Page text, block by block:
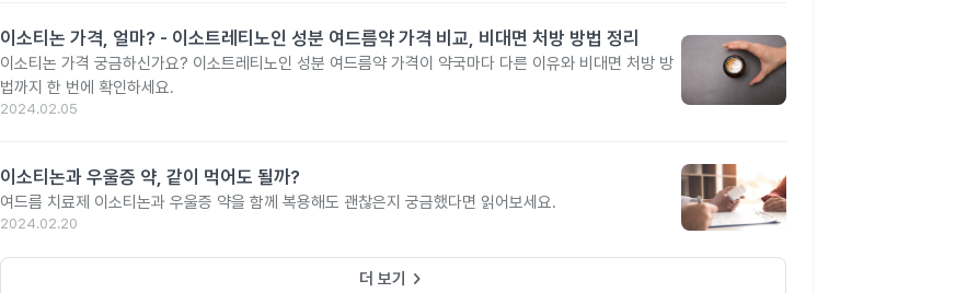
이소티논 가격, 얼마? - 이소트레티노인 성분 여드름약 가격 비교, 비대면 처방 방법 정리
이소티논 가격 궁금하신가요? 이소트레티노인 성분 여드름약 가격이 약국마다 다른 이유와 비대면 처방 방
법까지 한 번에 확인하세요.
2024.02.05
이소티논과 우울증 약, 같이 먹어도 될까?
여드름 치료제 이소티논과 우울증 약을 함께 복용해도 괜찮은지 궁금했다면 읽어보세요.
2024.02.20
더 보기 keyboard_arrow_right